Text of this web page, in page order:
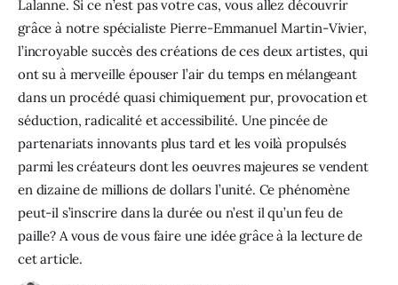
Lalanne. Si ce n’est pas votre cas, vous allez découvrir
grâce à notre spécialiste Pierre-Emmanuel Martin-Vivier,
l’incroyable succès des créations de ces deux artistes, qui
ont su à merveille épouser l’air du temps en mélangeant
dans un procédé quasi chimiquement pur, provocation et
séduction, radicalité et accessibilité. Une pincée de
partenariats innovants plus tard et les voilà propulsés
parmi les créateurs dont les oeuvres majeures se vendent
en dizaine de millions de dollars l’unité. Ce phénomène
peut-il s’inscrire dans la durée ou n’est il qu’un feu de
paille? A vous de vous faire une idée grâce à la lecture de
cet article.